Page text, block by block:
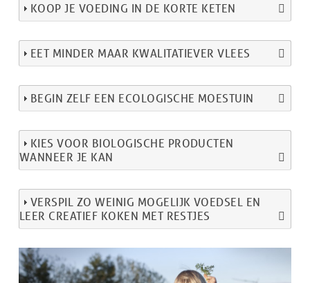
KOOP JE VOEDING IN DE KORTE KETEN
EET MINDER MAAR KWALITATIEVER VLEES
BEGIN ZELF EEN ECOLOGISCHE MOESTUIN
KIES VOOR BIOLOGISCHE PRODUCTEN
WANNEER JE KAN
VERSPIL ZO WEINIG MOGELIJK VOEDSEL EN
LEER CREATIEF KOKEN MET RESTJES